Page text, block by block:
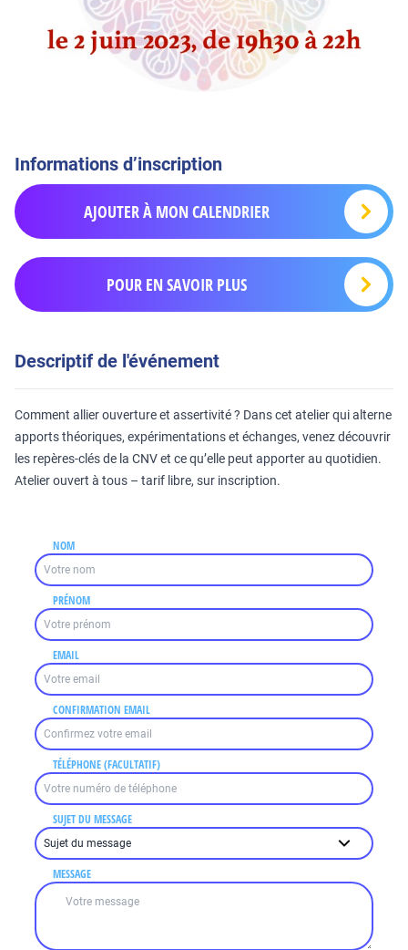
Informations d’inscription
AJOUTER À MON CALENDRIER
POUR EN SAVOIR PLUS
Descriptif de l'événement
Comment allier ouverture et assertivité ? Dans cet atelier qui alterne
apports théoriques, expérimentations et échanges, venez découvrir
les repères-clés de la CNV et ce qu’elle peut apporter au quotidien.
Atelier ouvert à tous – tarif libre, sur inscription.
NOM
PRÉNOM
EMAIL
CONFIRMATION EMAIL
TÉLÉPHONE (FACULTATIF)
SUJET DU MESSAGE
MESSAGE